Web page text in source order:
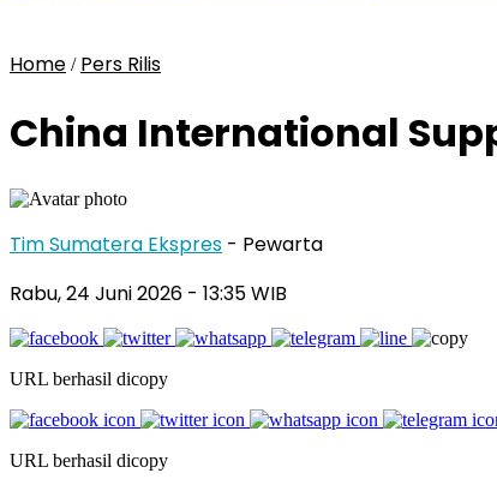
Home / Pers Rilis
China International
Tim Sumatera Ekspres - Pewarta
Rabu, 24 Juni 2026 - 13:35 WIB
URL berhasil dicopy
URL berhasil dicopy